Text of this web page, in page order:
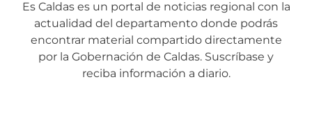
Es Caldas es un portal de noticias regional con la
actualidad del departamento donde podrás
encontrar material compartido directamente
por la Gobernación de Caldas. Suscríbase y
reciba información a diario.